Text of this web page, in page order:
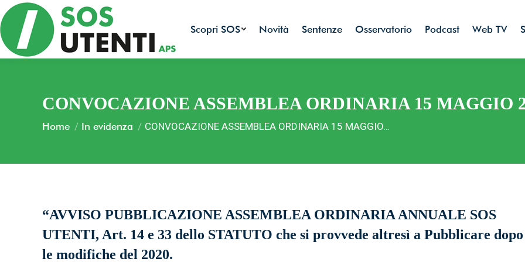
Scopri SOS Novità Sentenze Osservatorio Podcast Web TV
CONVOCAZIONE ASSEMBLEA ORDINARIA 15 MAGGIO
You are here:
Home In evidenza CONVOCAZIONE ASSEMBLEA ORDINARIA 15 MAGGIO…
“AVVISO PUBBLICAZIONE ASSEMBLEA ORDINARIA ANNUALE SOS
UTENTI, Art. 14 e 33 dello STATUTO che si provvede altresì a Pubblicare dopo
le modifiche del 2020.
Tutte le novità dal mondo della tutela
Facciamo valere, insieme, il potere